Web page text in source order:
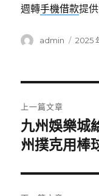
週轉手機借款提
作
admin
發
2025
章
導
覽
上一篇文章
上
一
文
章:
九州娛樂城
州撲克用棒